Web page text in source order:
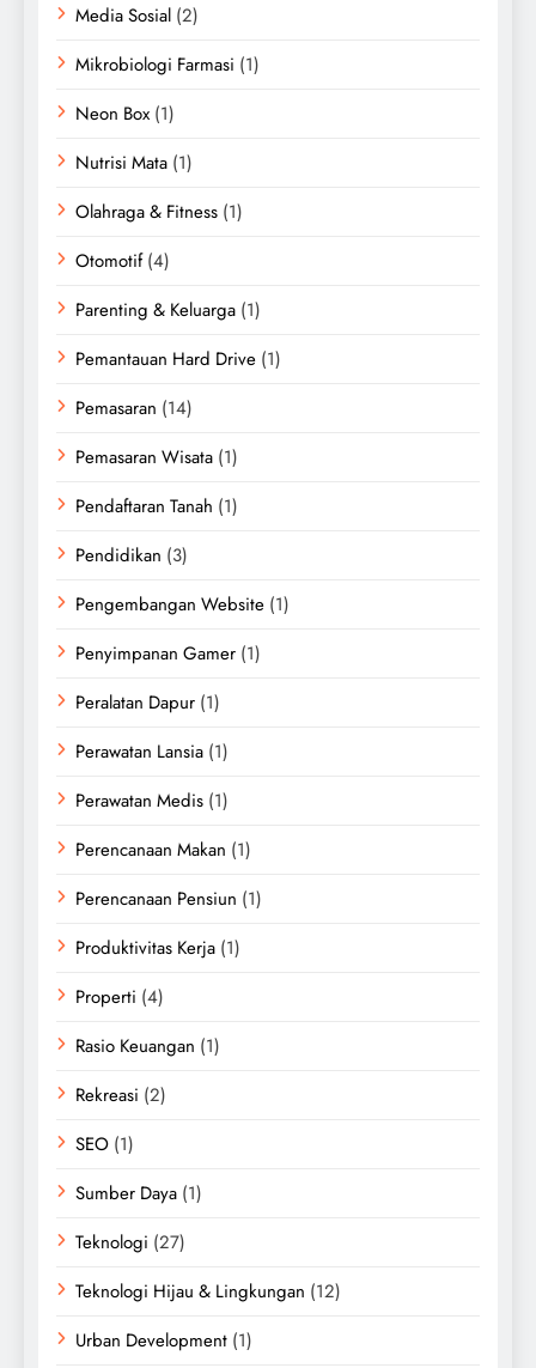
Media Sosial (2)
Mikrobiologi Farmasi (1)
Neon Box (1)
Nutrisi Mata (1)
Olahraga & Fitness (1)
Otomotif(4)
Parenting & Keluarga (1)
Pemantauan Hard Drive (1)
Pemasaran (14)
Pemasaran Wisata (1)
Pendaftaran Tanah (1)
Pendidikan (3)
Pengembangan Website (1)
Penyimpanan Gamer (1)
Peralatan Dapur (1)
Perawatan Lansia (1)
Perawatan Medis (1)
Perencanaan Makan (1)
Perencanaan Pensiun (1)
Produktivitas Kerja (1)
Properti (4)
Rasio Keuangan (1)
Rekreasi (2)
SEO (1)
Sumber Daya (1)
Teknologi (27)
Teknologi Hijau & Lingkungan (12)
Urban Development (1)